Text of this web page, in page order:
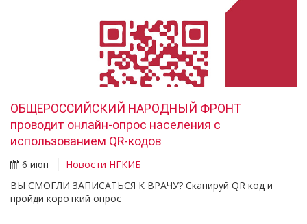
ОБЩЕРОССИЙСКИЙ НАРОДНЫЙ ФРОНТ
проводит онлайн-опрос населения с
использованием QR-кодов
6 июн
Новости НГКИБ
ВЫ СМОГЛИ ЗАПИСАТЬСЯ К ВРАЧУ? Сканируй QR код и
пройди короткий опрос